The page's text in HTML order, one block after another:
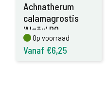
Achnatherum
calamagrostis
'Algäu' P9
Op voorraad
Op voorraad
Vanaf €6,25